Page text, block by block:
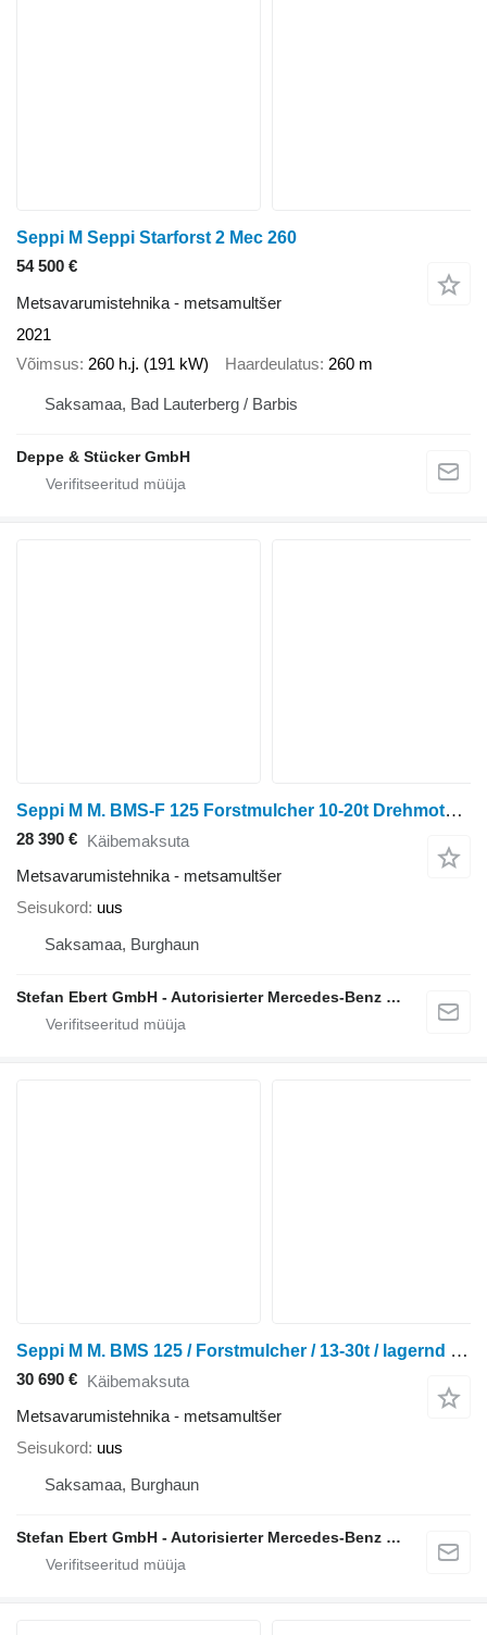
Seppi M Seppi Starforst 2 Mec 260
54 500 €
Metsavarumistehnika - metsamultšer
2021
Võimsus 260 h.j. (191 kW) Haardeulatus 260 m
Saksamaa, Bad Lauterberg / Barbis
Deppe & Stücker GmbH
Seppi M M. BMS-F 125 Forstmulcher 10-20t Drehmotor / NEU
28 390 € Käibemaksuta
Metsavarumistehnika - metsamultšer
Seisukord uus
Saksamaa, Burghaun
Stefan Ebert GmbH - Autorisierter Mercedes-Benz Servicepartner
Seppi M M. BMS 125 / Forstmulcher / 13-30t / lagernd / NE
30 690 € Käibemaksuta
Metsavarumistehnika - metsamultšer
Seisukord uus
Saksamaa, Burghaun
Stefan Ebert GmbH - Autorisierter Mercedes-Benz Servicepartner